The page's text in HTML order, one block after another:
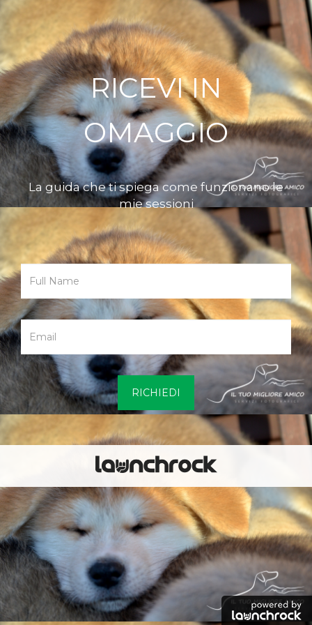
RICEVI IN
OMAGGIO
La guida che ti spiega come funzionano le
mie sessioni
RICHIEDI